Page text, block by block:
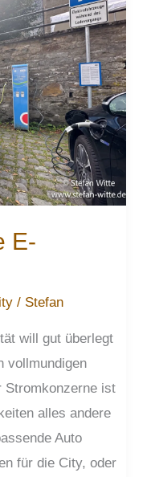
E-
/ Stefan
will gut überlegt
vollmundigen
Stromkonzerne ist
alles andere
Auto
für die City, oder